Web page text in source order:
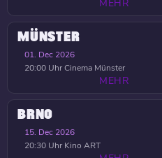
MEHR
MÜNSTER
01. Dec 2026
20:00 UhrCinema Münster
MEHR
BRNO
15. Dec 2026
20:30 Uhr Kino ART